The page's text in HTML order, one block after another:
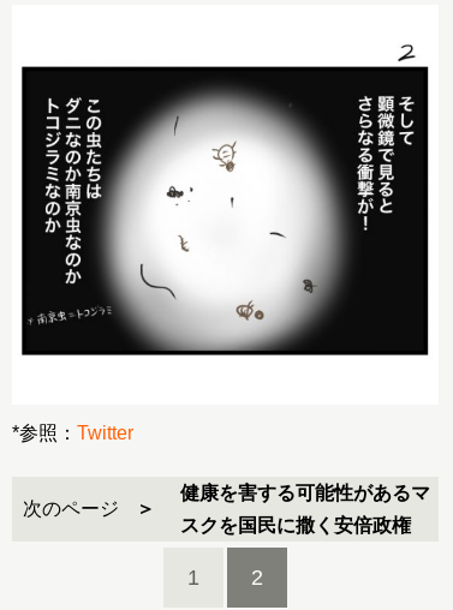
*参照： Twitter
次のページ
健康を害する可能性があるマ
スクを国民に撒く安倍政権
1 2